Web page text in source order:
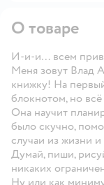
О товаре
И-и-и… всем
Меня зовут Влад
книжку! На
блокнотом, но
Она научит
было скучно,
случаи из жизни
Думай, пиши,
никаких
Ну или как